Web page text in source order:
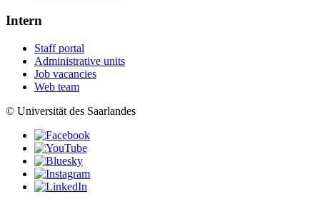
Intern
Staff portal
Administrative units
Job vacancies
Web team
© Universität des Saarlandes